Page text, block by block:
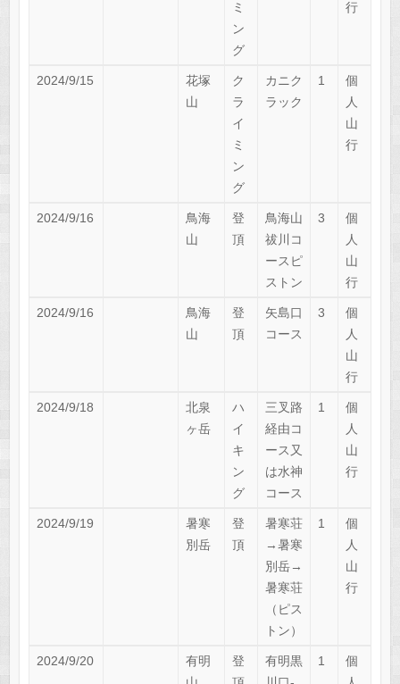
ミ
ン
グ
行
2024/9/15
花塚
山
ク
ラ
イ
ミ
ン
グ
カニク
ラック
1
個
人
山
行
2024/9/16
鳥海
山
登
頂
鳥海山
祓川コ
ースピ
ストン
3
個
人
山
行
2024/9/16
鳥海
山
登
頂
矢島口
コース
3
個
人
山
行
2024/9/18
北泉
ヶ岳
ハ
イ
キ
ン
グ
三叉路
経由コ
ース又
は水神
コース
1
個
人
山
行
2024/9/19
暑寒
別岳
登
頂
暑寒荘
→暑寒
別岳→
暑寒荘
（ピス
トン）
1
個
人
山
行
2024/9/20
有明
登
有明黒
1
個